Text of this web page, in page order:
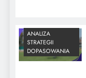
ANALIZA
STRATEGII
DOPASOWANIA